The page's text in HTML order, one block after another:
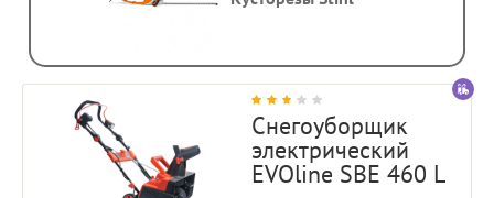
Снегоуборщик
электрический
EVOline SBE 460 L